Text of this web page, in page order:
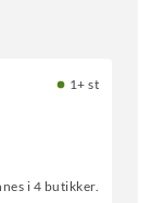
1+ st
i 4 butikker.